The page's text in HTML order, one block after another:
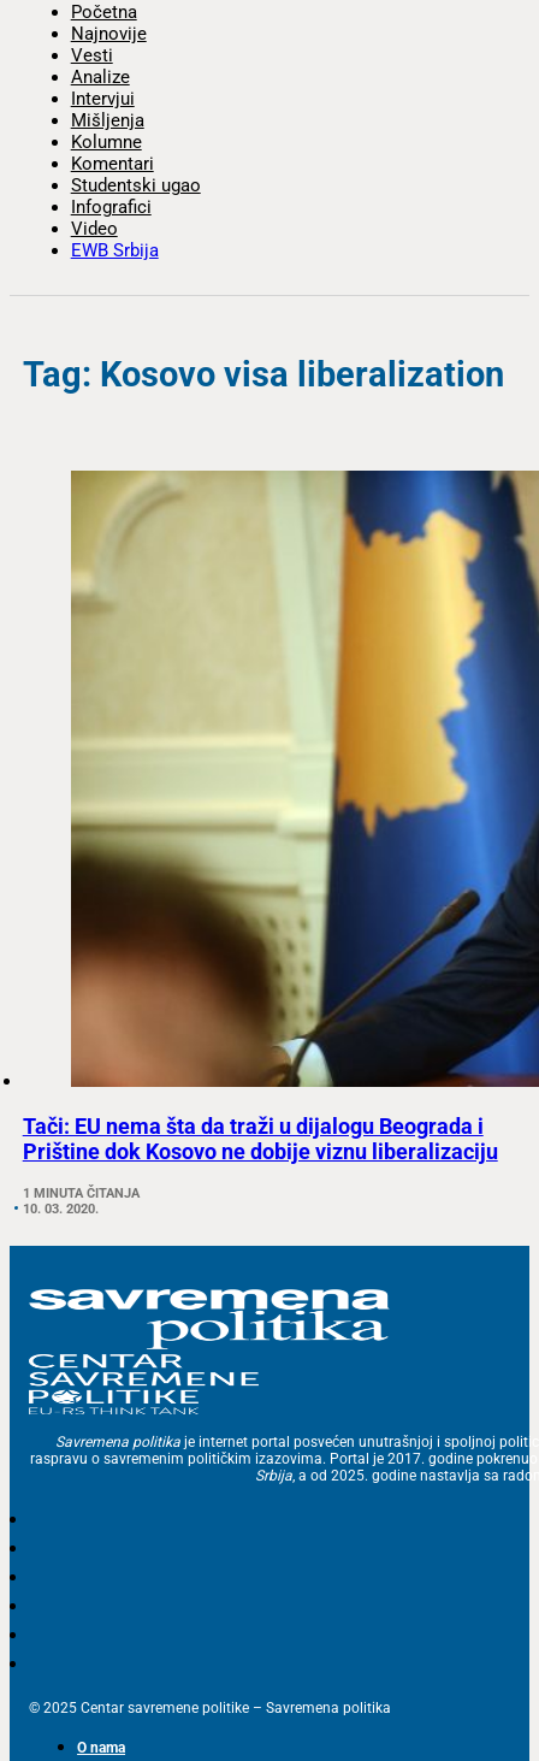
Početna
Najnovije
Vesti
Analize
Intervjui
Mišljenja
Kolumne
Komentari
Studentski ugao
Infografici
Video
EWB Srbija
Tag: Kosovo visa liberalization
Tači: EU nema šta da traži u dijalogu Beograda i
Prištine dok Kosovo ne dobije viznu liberalizaciju
1 MINUTA ČITANJA
10. 03. 2020.
Savremena politika je internet portal posvećen unutrašnjoj i spoljnoj
raspravu o savremenim političkim izazovima. Portal je 2017. godine
Srbija, a od 2025. godine nastavlja sa
© 2025 Centar savremene politike – Savremena politika
O nama